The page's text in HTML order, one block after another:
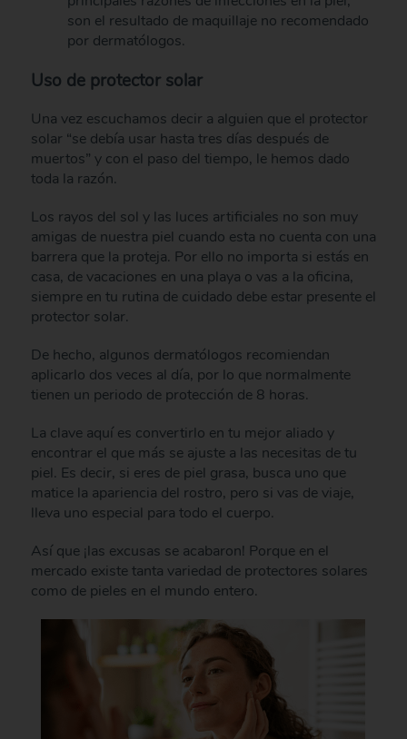
son el resultado de maquillaje no recomendado
por dermatólogos.
Uso de protector solar
Una vez escuchamos decir a alguien que el protector
solar “se debía usar hasta tres días después de
muertos” y con el paso del tiempo, le hemos dado
toda la razón.
Los rayos del sol y las luces artificiales no son muy
amigas de nuestra piel cuando esta no cuenta con una
barrera que la proteja. Por ello no importa si estás en
casa, de vacaciones en una playa o vas a la oficina,
siempre en tu rutina de cuidado debe estar presente el
protector solar.
De hecho, algunos dermatólogos recomiendan
aplicarlo dos veces al día, por lo que normalmente
tienen un periodo de protección de 8 horas.
La clave aquí es convertirlo en tu mejor aliado y
encontrar el que más se ajuste a las necesitas de tu
piel. Es decir, si eres de piel grasa, busca uno que
matice la apariencia del rostro, pero si vas de viaje,
lleva uno especial para todo el cuerpo.
Así que ¡las excusas se acabaron! Porque en el
mercado existe tanta variedad de protectores solares
como de pieles en el mundo entero.